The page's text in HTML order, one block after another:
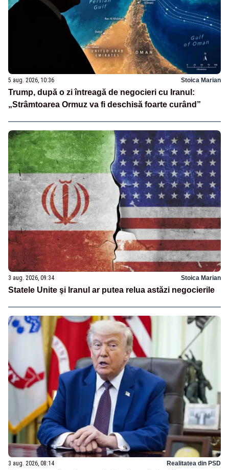
5 aug. 2026, 10:36 Stoica Marian
Trump, după o zi întreagă de negocieri cu Iranul:
„Strâmtoarea Ormuz va fi deschisă foarte curând”
3 aug. 2026, 09:34 Stoica Marian
Statele Unite şi Iranul ar putea relua astăzi negocierile
3 aug. 2026, 08:14 Realitatea din PSD